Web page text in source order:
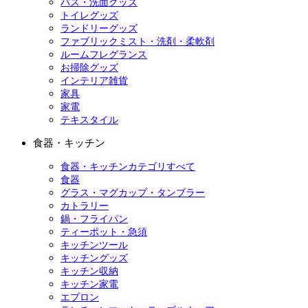
バス・洗面グッズ
トイレグッズ
ランドリーグッズ
ファブリックミスト・洗剤・柔軟剤
ルームフレグランス
お掃除グッズ
インテリア雑貨
家具
家電
テキスタイル
食器・キッチン
食器・キッチンカテゴリすべて
食器
グラス・マグカップ・タンブラー
カトラリー
鍋・フライパン
ティーポット・急須
キッチンツール
キッチングッズ
キッチン収納
キッチン家電
エプロン